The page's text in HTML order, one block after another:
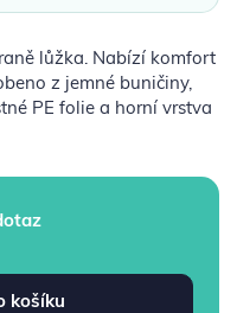
lůžka. Nabízí komfort
z jemné buničiny,
PE folie a horní vrstva
košíku